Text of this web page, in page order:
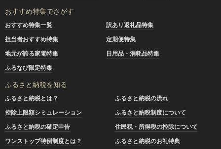
おすすめ特集でさがす
おすすめ特集一覧
訳あり返礼品特集
担当者おすすめ特集
定期便特集
地元が誇る家電特集
日用品・消耗品特集
ふるなび限定特集
ふるさと納税を知る
ふるさと納税とは？
ふるさと納税の流れ
控除上限額シミュレーション
ふるさと納税制度について
ふるさと納税の確定申告
住民税・所得税の控除について
ワンストップ特例制度とは？
ふるさと納税のお礼特典